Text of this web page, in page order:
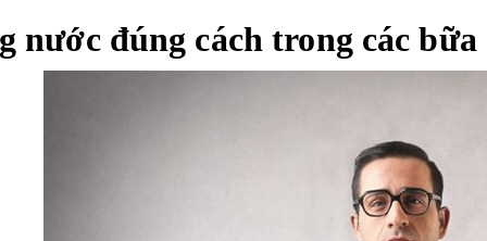
nước đúng cách trong các bữa